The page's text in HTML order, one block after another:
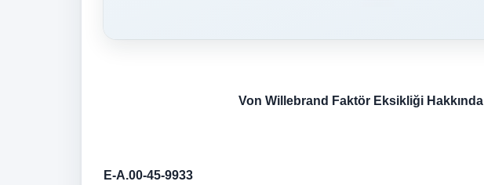
Von Willebrand Faktör Eksikliği Hakkında
E-A.00-45-9933